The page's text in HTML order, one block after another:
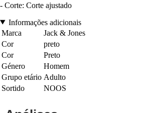
- Corte: Corte ajustado
Informações adicionais
Marca
Jack & Jones
Cor
preto
Cor
Preto
Género
Homem
Grupo etário Adulto
Sortido
NOOS